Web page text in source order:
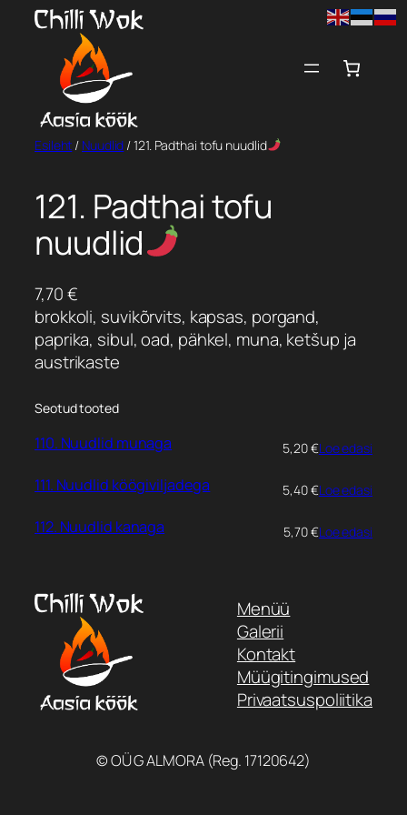
Liigu
Esileht / Nuudlid / 121. Padthai tofu nuudlid
121. Padthai tofu
nuudlid
7,70€
brokkoli, suvikõrvits, kapsas, porgand,
paprika, sibul, oad, pähkel, muna, ketšup ja
austrikaste
Seotud tooted
110. Nuudlid munaga 5,20€Loe edasi
111. Nuudlid köögiviljadega 5,40€Loe edasi
112. Nuudlid kanaga 5,70€Loe edasi
Menüü
Galerii
Kontakt
Müügitingimused
Privaatsuspoliitika
© OÜ G ALMORA (Reg. 17120642)